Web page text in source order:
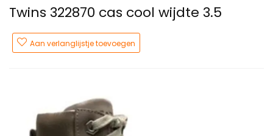
Twins 322870 cas cool wijdte 3.5
Aan verlanglijstje toevoegen